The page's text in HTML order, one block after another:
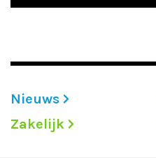
Nieuws
Zakelijk